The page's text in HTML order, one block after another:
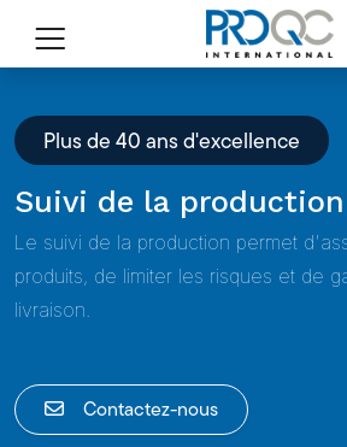
Plus de 40 ans d'excellence
Suivi de la production
Le suivi de la production permet
produits, de limiter les risques et de
livraison.
Contactez-nous